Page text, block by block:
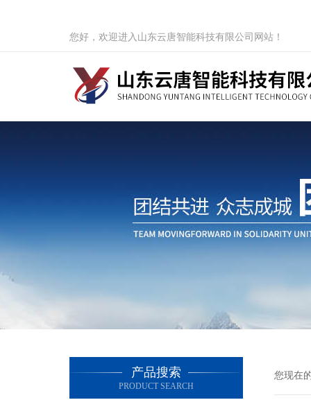
您好，欢迎进入山东云唐智能科技有限公司网站！
产品搜索
PRODUCT SEARCH
您现在